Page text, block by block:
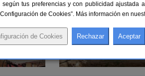
Alojamiento Los Valeros
tus preferencias y con publicidad ajustada
de Cookies”. Más información en